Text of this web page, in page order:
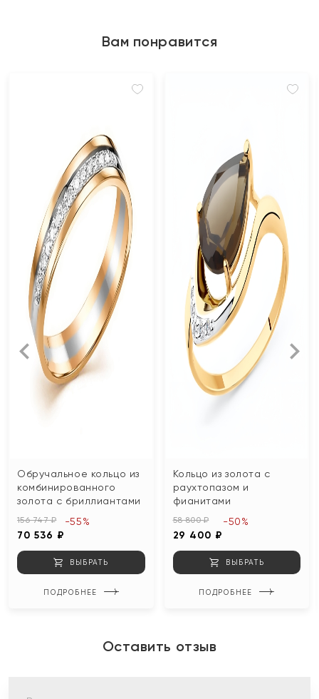
Вам понравится
Обручальное кольцо из
комбинированного
золота с бриллиантами
156 747 ₽
70 536 ₽
-55%
ВЫБРАТЬ
ПОДРОБНЕЕ
Кольцо из золота с
раухтопазом и
фианитами
58 800 ₽
29 400 ₽
-50%
ВЫБРАТЬ
ПОДРОБНЕЕ
Оставить отзыв